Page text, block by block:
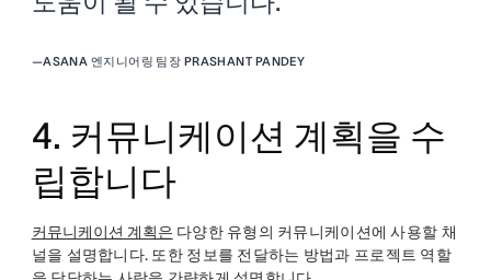
—ASANA 엔지니어링 팀장 PRASHANT PANDEY
4. 커뮤니케이션 계획을 수
립합니다
커뮤니케이션 계획은 다양한 유형의 커뮤니케이션에 사용할 채
널을 설명합니다. 또한 정보를 전달하는 방법과 프로젝트 역할